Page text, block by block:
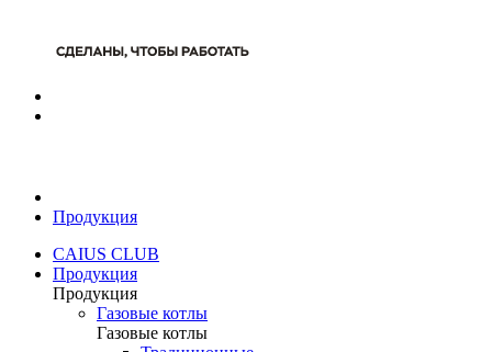
Продукция
CAIUS CLUB
Продукция
Продукция
Газовые котлы
Газовые котлы